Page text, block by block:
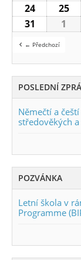
2424.8.2026
25
31 31.8.2026
1
← Předchozí
POSLEDNÍ
Němečtí a
středověkých
POZVÁNKA
Letní škola v
Programme